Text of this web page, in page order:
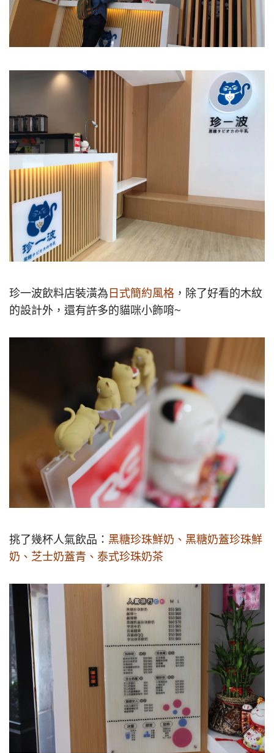
珍一波飲料店裝潢為 日式簡約風格 ，除了好看的木紋
的設計外，還有許多的貓咪小飾唷~
挑了幾杯人氣飲品： 黑糖珍珠鮮奶、黑糖奶蓋珍珠鮮
奶、芝士奶蓋青、泰式珍珠奶茶